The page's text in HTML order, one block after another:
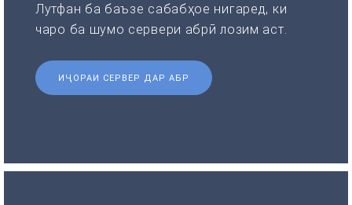
Лутфан ба баъзе сабабҳое нигаред, ки
чаро ба шумо сервери абрӣ лозим аст.
ИҶОРАИ СЕРВЕР ДАР АБР